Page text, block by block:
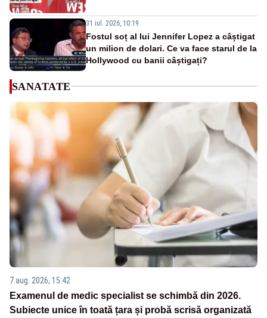
31 iul. 2026, 10:19
Fostul soț al lui Jennifer Lopez a câștigat
un milion de dolari. Ce va face starul de la
Hollywood cu banii câștigați?
SANATATE
7 aug. 2026, 15:42
Examenul de medic specialist se schimbă din 2026.
Subiecte unice în toată țara și probă scrisă organizată